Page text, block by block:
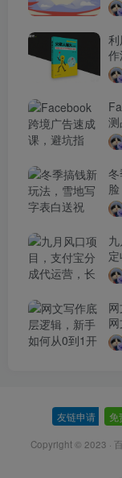
网
友链申请 免
Copyright © 2023 ·